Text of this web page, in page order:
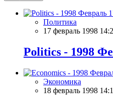
Политика
17 февраль 1998
Politics - 1998
Экономика
18 февраль 1998